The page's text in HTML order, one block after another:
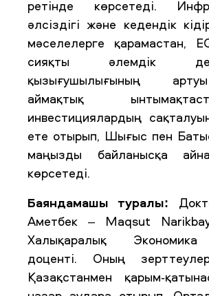
ретінде көрсетеді.
әлсіздігі және кедендік
мәселелерге қарамастан,
сияқты әлемдік
қызығушылығының
аймақтық
инвестициялардың
ете отырып, Шығыс пен
маңызды байланысқа
көрсетеді.
Баяндамашы туралы:
Аметбек – Maqsut
Халықаралық Экономика
доценті. Оның
Қазақстанмен қарым-